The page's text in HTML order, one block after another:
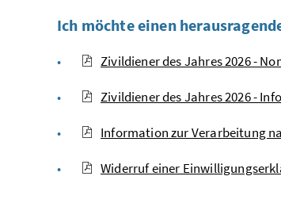
Ich möchte einen
Zivildiener des Jahres 2026 -
Zivildiener des Jahres 2026 -
Information zur Verarbeitung
Widerruf einer